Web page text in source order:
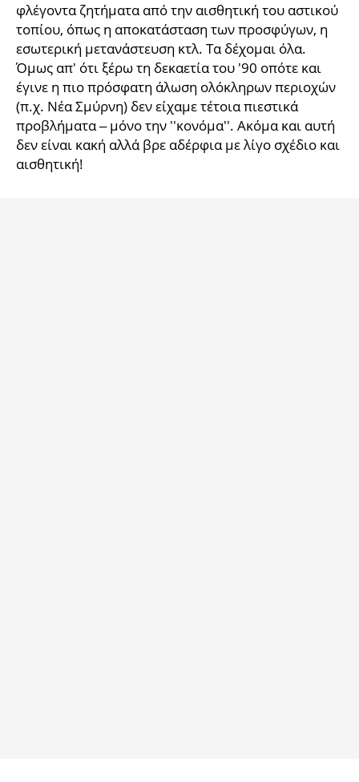
φλέγοντα ζητήματα από την αισθητική του αστικού
τοπίου, όπως η αποκατάσταση των προσφύγων, η
εσωτερική μετανάστευση κτλ. Τα δέχομαι όλα.
Όμως απ' ότι ξέρω τη δεκαετία του '90 οπότε και
έγινε η πιο πρόσφατη άλωση ολόκληρων περιοχών
(π.χ. Νέα Σμύρνη) δεν είχαμε τέτοια πιεστικά
προβλήματα – μόνο την ''κονόμα''. Ακόμα και αυτή
δεν είναι κακή αλλά βρε αδέρφια με λίγο σχέδιο και
αισθητική!